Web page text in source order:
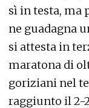
sì in testa, ma
ne guadagna
si attesta in
maratona di
goriziani nel
raggiunto il 2-